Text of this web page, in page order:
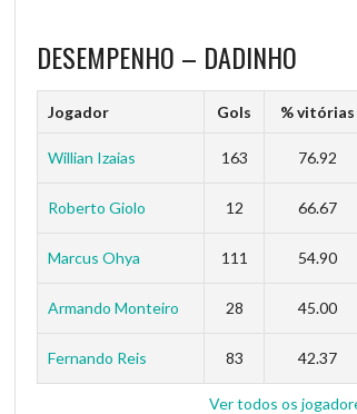
DESEMPENHO – DADINHO
Jogador Gols % vitórias
Willian Izaias 163 76.92
Roberto Giolo 12 66.67
Marcus Ohya 111 54.90
Armando Monteiro 28 45.00
Fernando Reis 83 42.37
Ver todos os